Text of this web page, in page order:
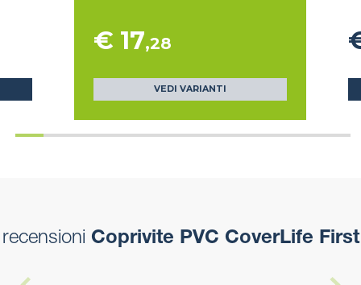
€ 17,28
VEDI VARIANTI
recensioni Coprivite PVC CoverLife First